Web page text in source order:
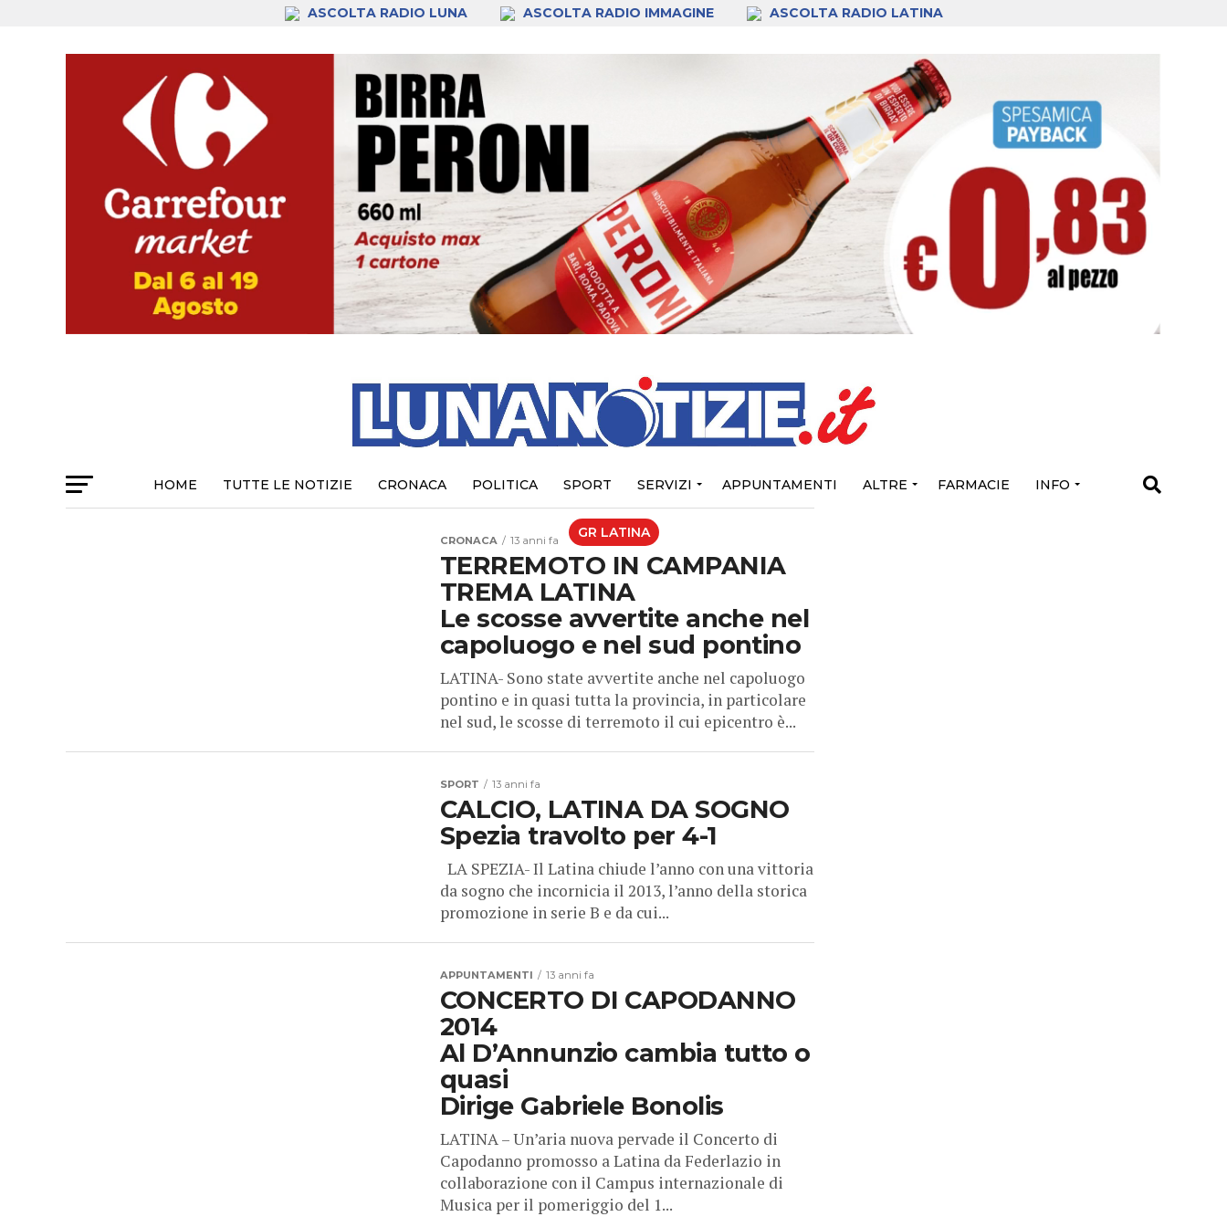
ASCOLTA RADIO LUNA ASCOLTA RADIO IMMAGINE ASCOLTA RADIO LATINA
HOME TUTTE LE NOTIZIE CRONACA POLITICA SPORT SERVIZI APPUNTAMENTI ALTRE FARMACIE INFO
GR LATINA
CRONACA 13 anni fa
TERREMOTO IN CAMPANIA
TREMA LATINA
Le scosse avvertite anche nel
capoluogo e nel sud pontino
LATINA- Sono state avvertite anche nel capoluogo
pontino e in quasi tutta la provincia, in particolare
nel sud, le scosse di terremoto il cui epicentro è...
SPORT 13 anni fa
CALCIO, LATINA DA SOGNO
Spezia travolto per 4-1
LA SPEZIA- Il Latina chiude l’anno con una vittoria
da sogno che incornicia il 2013, l’anno della storica
promozione in serie B e da cui...
APPUNTAMENTI 13 anni fa
CONCERTO DI CAPODANNO
2014
Al D’Annunzio cambia tutto o
quasi
Dirige Gabriele Bonolis
LATINA – Un’aria nuova pervade il Concerto di
Capodanno promosso a Latina da Federlazio in
collaborazione con il Campus internazionale di
Musica per il pomeriggio del 1...